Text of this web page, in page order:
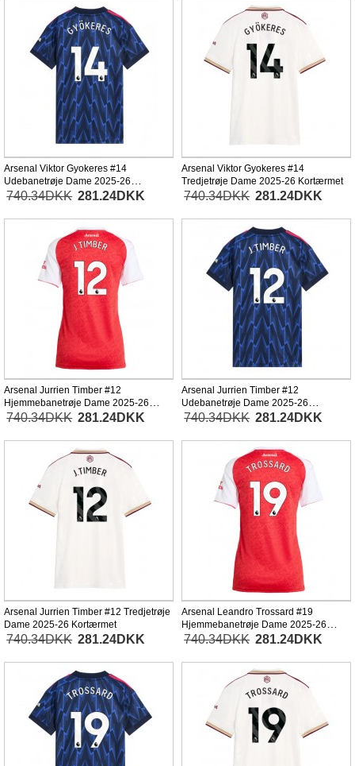
Arsenal Viktor Gyokeres #14
Udebanetrøje Dame 2025-26
Kortærmet
740.34DKK 281.24DKK
Arsenal Viktor Gyokeres #14
Tredjetrøje Dame 2025-26 Kortærmet
740.34DKK 281.24DKK
Arsenal Jurrien Timber #12
Hjemmebanetrøje Dame 2025-26
Kortærmet
740.34DKK 281.24DKK
Arsenal Jurrien Timber #12
Udebanetrøje Dame 2025-26
Kortærmet
740.34DKK 281.24DKK
Arsenal Jurrien Timber #12 Tredjetrøje
Dame 2025-26 Kortærmet
740.34DKK 281.24DKK
Arsenal Leandro Trossard #19
Hjemmebanetrøje Dame 2025-26
Kortærmet
740.34DKK 281.24DKK